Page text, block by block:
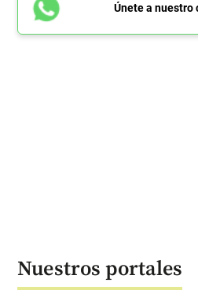
Únete a nuestro
Nuestros portales